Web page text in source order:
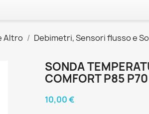
Altro Debimetri, Sensori flusso e
SONDA
COMFORT P85
10,00 €